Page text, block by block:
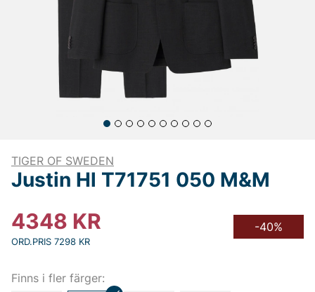
TIGER OF SWEDEN
Justin Hl T71751 050 M&M
4348 KR
ORD.PRIS 7298 KR
-40%
Finns i fler färger: